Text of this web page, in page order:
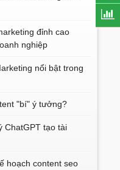
đỉnh cao
nghiệp
nổi bật trong
"bí" ý tưởng?
ChatGPT tạo tài
hoạch content seo